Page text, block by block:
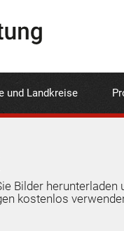
und Landkreise
Bilder herunterladen
kostenlos